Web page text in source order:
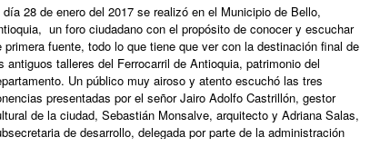
día 28 de enero del 2017 se realizó en el Municipio de Bello,
un foro ciudadano con el propósito de conocer y escuchar
primera fuente, todo lo que tiene que ver con la destinación final de
antiguos talleres del Ferrocarril de Antioquia, patrimonio del
Un público muy airoso y atento escuchó las tres
presentadas por el señor Jairo Adolfo Castrillón, gestor
de la ciudad, Sebastián Monsalve, arquitecto y Adriana Salas,
de desarrollo, delegada por parte de la administración